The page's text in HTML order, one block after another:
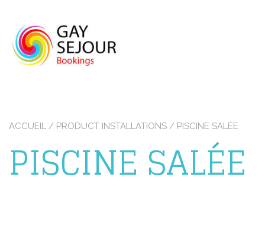
content
ACCUEIL / PRODUCT INSTALLATIONS / PISCINE SALÉE
PISCINE SALÉE